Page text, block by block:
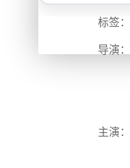
标签：
导演：
主演：